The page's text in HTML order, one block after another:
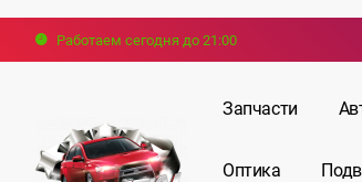
Работаем сегодня до 21:00
Запчасти
Оптика